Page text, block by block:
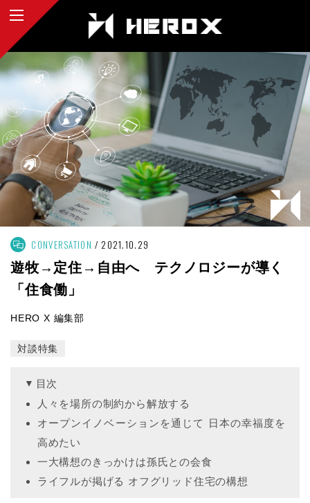
CONVERSATION 2021.10.29
遊牧→定住→自由へ テクノロジーが導く
「住食働」
HERO X 編集部
対談特集
目次
人々を場所の制約から解放する
オープンイノベーションを通じて 日本の幸福度を
高めたい
一大構想のきっかけは孫氏との会食
ライフルが掲げる オフグリッド住宅の構想